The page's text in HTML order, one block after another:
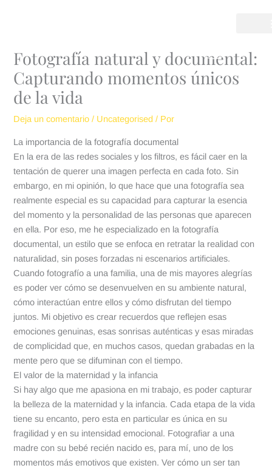
Fotografía natural y documental:
Capturando momentos únicos
de la vida
Deja un comentario / Uncategorised / Por
La importancia de la fotografía documental
En la era de las redes sociales y los filtros, es fácil caer en la
tentación de querer una imagen perfecta en cada foto. Sin
embargo, en mi opinión, lo que hace que una fotografía sea
realmente especial es su capacidad para capturar la esencia
del momento y la personalidad de las personas que aparecen
en ella. Por eso, me he especializado en la fotografía
documental, un estilo que se enfoca en retratar la realidad con
naturalidad, sin poses forzadas ni escenarios artificiales.
Cuando fotografío a una familia, una de mis mayores alegrías
es poder ver cómo se desenvuelven en su ambiente natural,
cómo interactúan entre ellos y cómo disfrutan del tiempo
juntos. Mi objetivo es crear recuerdos que reflejen esas
emociones genuinas, esas sonrisas auténticas y esas miradas
de complicidad que, en muchos casos, quedan grabadas en la
mente pero que se difuminan con el tiempo.
El valor de la maternidad y la infancia
Si hay algo que me apasiona en mi trabajo, es poder capturar
la belleza de la maternidad y la infancia. Cada etapa de la vida
tiene su encanto, pero esta en particular es única en su
fragilidad y en su intensidad emocional. Fotografiar a una
madre con su bebé recién nacido es, para mí, uno de los
momentos más emotivos que existen. Ver cómo un ser tan